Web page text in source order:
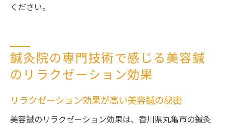
ください。
鍼灸院の専門技術で感じる美容鍼
のリラクゼーション効果
リラクゼーション効果が高い美容鍼の秘密
美容鍼のリラクゼーション効果は、香川県丸亀市の鍼灸